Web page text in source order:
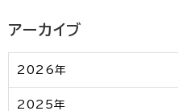
アーカイブ
2026年
2025年